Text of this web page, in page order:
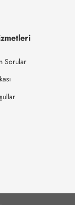
Sorular